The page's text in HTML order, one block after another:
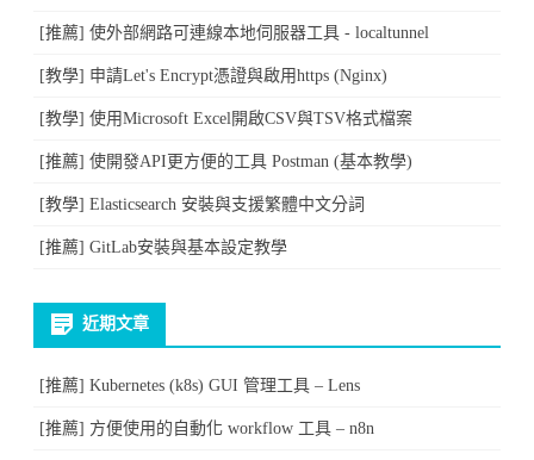
[推薦] 使外部網路可連線本地伺服器工具 - localtunnel
[教學] 申請Let's Encrypt憑證與啟用https (Nginx)
[教學] 使用Microsoft Excel開啟CSV與TSV格式檔案
[推薦] 使開發API更方便的工具 Postman (基本教學)
[教學] Elasticsearch 安裝與支援繁體中文分詞
[推薦] GitLab安裝與基本設定教學
近期文章
[推薦] Kubernetes (k8s) GUI 管理工具 – Lens
[推薦] 方便使用的自動化 workflow 工具 – n8n